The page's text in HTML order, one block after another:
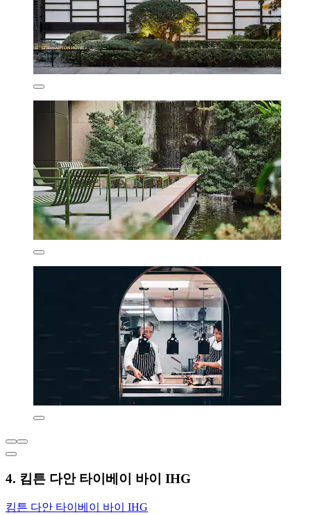
4. 킴튼 다안 타이베이 바이 IHG
킴튼 다안 타이베이 바이 IHG